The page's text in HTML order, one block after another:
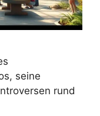
seine
rund